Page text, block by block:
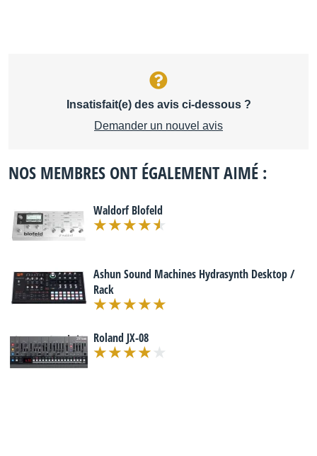
Insatisfait(e) des avis ci-dessous ?
Demander un nouvel avis
NOS MEMBRES ONT ÉGALEMENT AIMÉ :
Waldorf Blofeld
Ashun Sound Machines Hydrasynth Desktop /
Rack
Roland JX-08